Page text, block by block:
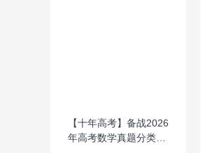
【十年高考】备战2026
年高考数学真题分类解